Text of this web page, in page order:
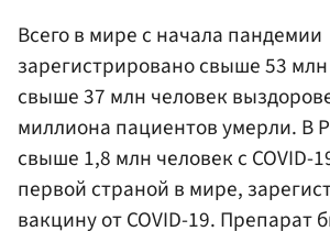
Всего в мире с начала пандемии
зарегистрировано свыше 53
свыше 37 млн человек
миллиона пациентов умерли. В
свыше 1,8 млн человек с COVID-
первой страной в мире,
вакцину от COVID-19. Препарат